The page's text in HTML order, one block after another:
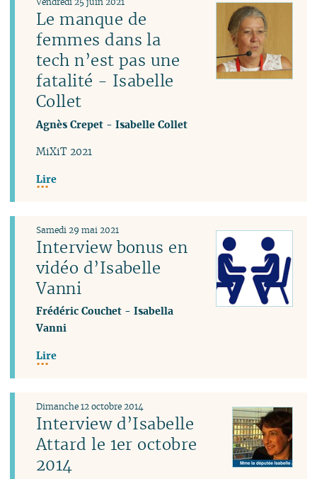
Le manque de
femmes dans la
tech n’est pas une
fatalité - Isabelle
Collet
Agnès Crepet -Isabelle Collet
MiXiT 2021
Lire
Interview bonus en
vidéo d’Isabelle
Vanni
Samedi 29 mai 2021
Frédéric Couchet -Isabella
Vanni
Lire
Interview d’Isabelle
Attard le 1er octobre
2014
Dimanche 12 octobre 2014